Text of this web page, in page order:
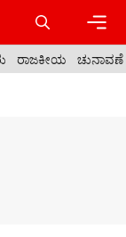
ರಾಜಕೀಯ ಚುನಾವಣೆ